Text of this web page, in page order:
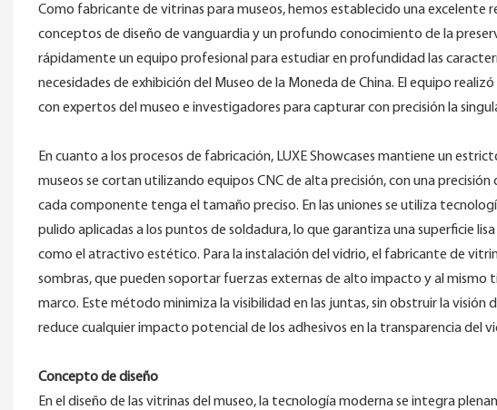
Como fabricante de vitrinas para museos, hemos establecido una excelente
conceptos de diseño de vanguardia y un profundo conocimiento de la
rápidamente un equipo profesional para estudiar en profundidad las
necesidades de exhibición del Museo de la Moneda de China. El equipo
con expertos del museo e investigadores para capturar con precisión la
En cuanto a los procesos de fabricación, LUXE Showcases mantiene un
museos se cortan utilizando equipos CNC de alta precisión, con una
cada componente tenga el tamaño preciso. En las uniones se utiliza
pulido aplicadas a los puntos de soldadura, lo que garantiza una superficie
como el atractivo estético. Para la instalación del vidrio, el fabricante de
sombras, que pueden soportar fuerzas externas de alto impacto y al mismo
marco. Este método minimiza la visibilidad en las juntas, sin obstruir la visión
reduce cualquier impacto potencial de los adhesivos en la transparencia del
Concepto de diseño
En el diseño de las vitrinas del museo, la tecnología moderna se integra